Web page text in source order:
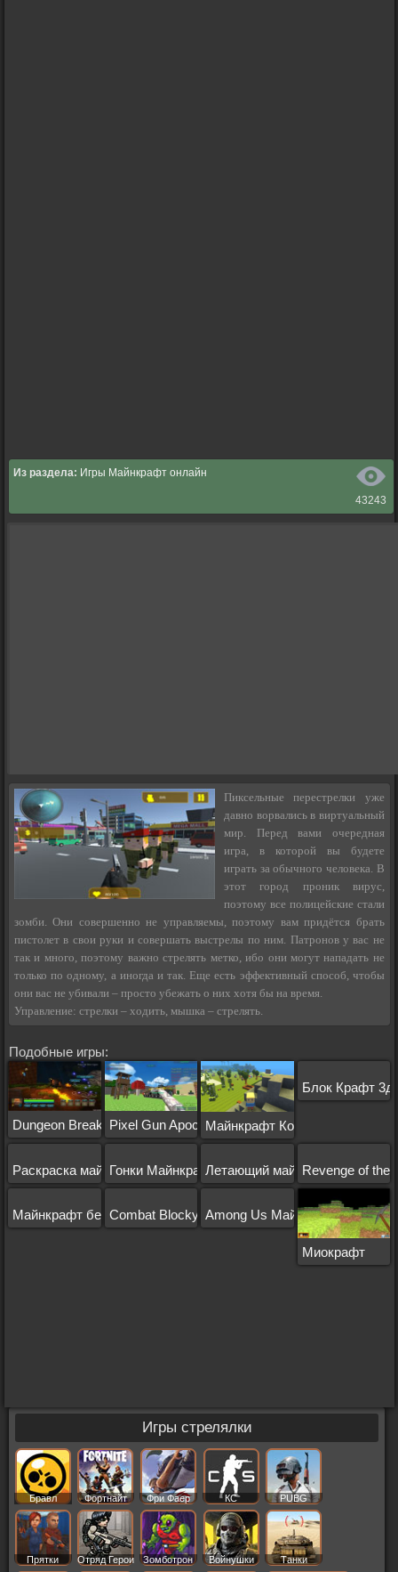
43243
Из раздела: Игры Майнкрафт онлайн
Пиксельные перестрелки уже
давно ворвались в виртуальный
мир. Перед вами очередная
игра, в которой вы будете
играть за обычного человека. В
этот город проник вирус,
поэтому все полицейские стали
зомби. Они совершенно не управляемы, поэтому вам придётся брать
пистолет в свои руки и совершать выстрелы по ним. Патронов у вас не
так и много, поэтому важно стрелять метко, ибо они могут нападать не
только по одному, а иногда и так. Еще есть эффективный способ, чтобы
они вас не убивали – просто убежать о них хотя бы на время.
Управление: стрелки – ходить, мышка – стрелять.
Подобные игры:
Dungeon BreakerPixel Gun Apocalypse 2Майнкрафт Когама
Блок Крафт 3д
Раскраска майнкрафтГонки МайнкрафтЛетающий майнкрафтRevenge of the
Майнкрафт бег Combat Blocky StrikeAmong Us Майнкрафт
Миокрафт
Игры стрелялки
Бравл
Старс
Фортнайт Фри Фаер КС PUBG
Прятки Отряд Герои Зомботрон Войнушки Танки